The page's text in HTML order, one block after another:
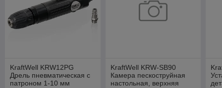
KraftWell KRW12PG
Дрель пневматическая с
патроном 1-10 мм
KraftWell KRW-SB90
Камера пескоструйная
настольная, верхняя